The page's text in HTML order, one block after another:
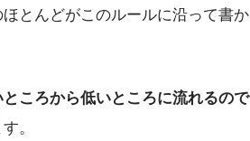
とんどがこのルールに沿って書か
ころから低いところに流れるので
。